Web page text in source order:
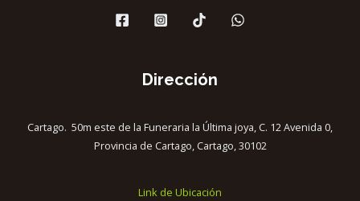
Dirección
Cartago. 50m este de la Funeraria la Última joya, C. 12 Avenida 0,
Provincia de Cartago, Cartago, 30102
Link de Ubicación